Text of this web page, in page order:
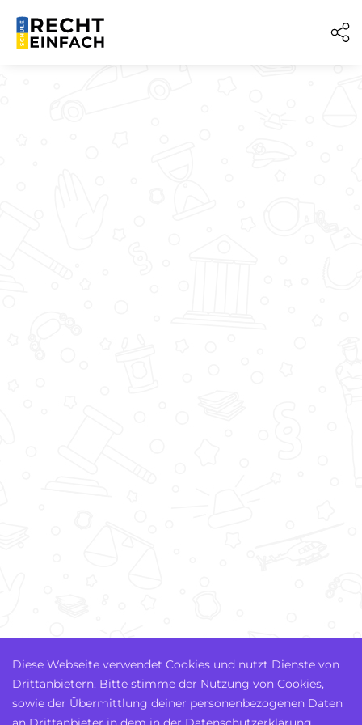
Diese Webseite verwendet Cookies und nutzt Dienste von
Drittanbietern. Bitte stimme der Nutzung von Cookies,
sowie der Übermittlung deiner personenbezogenen Daten